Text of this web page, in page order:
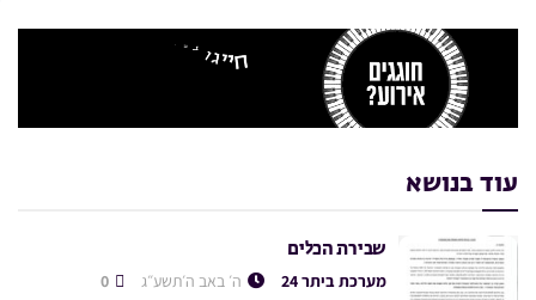
עוד בנושא
שבירת הכלים
מערכת ביתר 24 ה׳ באב ה׳תשע״ג